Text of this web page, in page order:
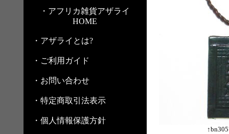
・アフリカ雑貨アザライ
HOME
・アザライとは?
・ご利用ガイド
・お問い合わせ
・特定商取引法表示
・個人情報保護方針